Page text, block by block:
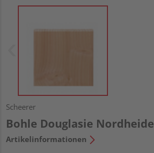
Scheerer
Bohle Douglasie Nordheide
Artikelinformationen